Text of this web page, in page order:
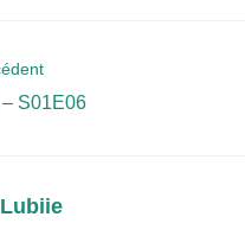
S01E06
Lubiie